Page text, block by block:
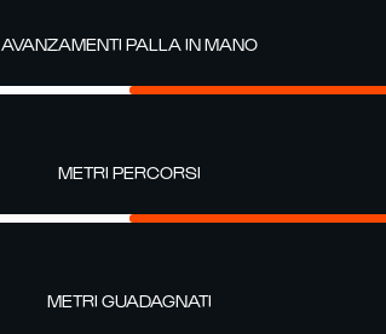
AVANZAMENTI PALLA IN MANO
METRI PERCORSI
METRI GUADAGNATI